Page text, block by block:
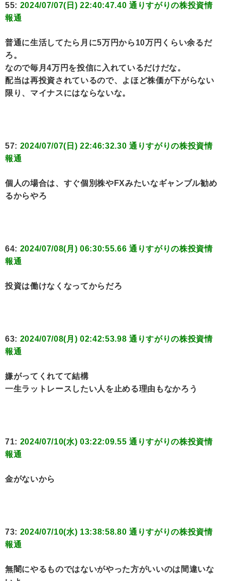
55: 2024/07/07(日) 22:40:47.40 通りすがりの株投資情
報通
普通に生活してたら月に5万円から10万円くらい余るだ
ろ。
なので毎月4万円を投信に入れているだけだな。
配当は再投資されているので、よほど株価が下がらない
限り、マイナスにはならないな。
57: 2024/07/07(日) 22:46:32.30 通りすがりの株投資情
報通
個人の場合は、すぐ個別株やFXみたいなギャンブル勧め
るからやろ
64: 2024/07/08(月) 06:30:55.66 通りすがりの株投資情
報通
投資は働けなくなってからだろ
63: 2024/07/08(月) 02:42:53.98 通りすがりの株投資情
報通
嫌がってくれてて結構
一生ラットレースしたい人を止める理由もなかろう
71: 2024/07/10(水) 03:22:09.55 通りすがりの株投資情
報通
金がないから
73: 2024/07/10(水) 13:38:58.80 通りすがりの株投資情
報通
無闇にやるものではないがやった方がいいのは間違いな